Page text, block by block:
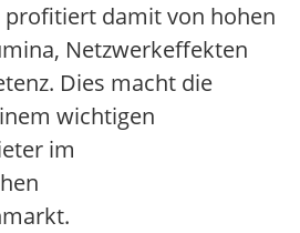
damit von hohen
Netzwerkeffekten
Dies macht die
wichtigen
im